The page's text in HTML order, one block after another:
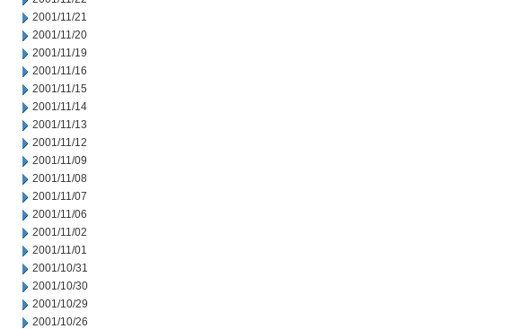
2001/11/21
2001/11/20
2001/11/19
2001/11/16
2001/11/15
2001/11/14
2001/11/13
2001/11/12
2001/11/09
2001/11/08
2001/11/07
2001/11/06
2001/11/02
2001/11/01
2001/10/31
2001/10/30
2001/10/29
2001/10/26